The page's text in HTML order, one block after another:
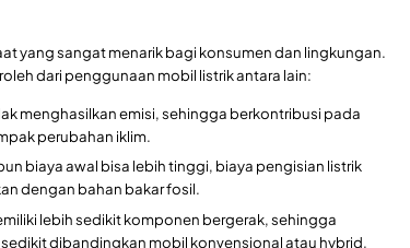
yang sangat menarik bagi konsumen dan lingkungan.
dari penggunaan mobil listrik antara lain:
menghasilkan emisi, sehingga berkontribusi pada
perubahan iklim.
biaya awal bisa lebih tinggi, biaya pengisian listrik
dengan bahan bakar fosil.
lebih sedikit komponen bergerak, sehingga
dibandingkan mobil konvensional atau hybrid.